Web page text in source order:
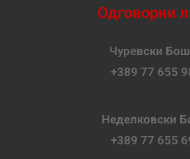
Одговорни
Чуревски
+389 77 655
Неделковски
+389 77 655